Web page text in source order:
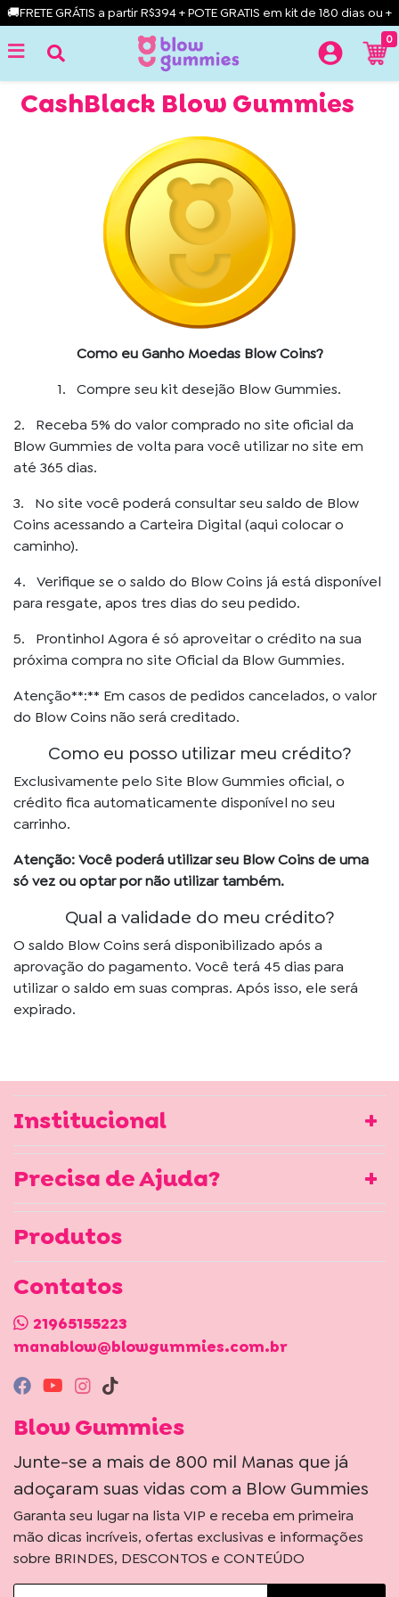
🚚FRETE GRÁTIS a partir R$394 + POTE GRATIS em kit de 180 dias ou +
0
CashBlack Blow Gummies
Como eu Ganho Moedas Blow Coins?
1. Compre seu kit desejão Blow Gummies.
2. Receba 5% do valor comprado no site oficial da
Blow Gummies de volta para você utilizar no site em
até 365 dias.
3. No site você poderá consultar seu saldo de Blow
Coins acessando a Carteira Digital (aqui colocar o
caminho).
4. Verifique se o saldo do Blow Coins já está disponível
para resgate, apos tres dias do seu pedido.
5. Prontinho! Agora é só aproveitar o crédito na sua
próxima compra no site Oficial da Blow Gummies.
Atenção**:** Em casos de pedidos cancelados, o valor
do Blow Coins não será creditado.
Como eu posso utilizar meu crédito?
Exclusivamente pelo Site Blow Gummies oficial, o
crédito fica automaticamente disponível no seu
carrinho.
Atenção: Você poderá utilizar seu Blow Coins de uma
só vez ou optar por não utilizar também.
Qual a validade do meu crédito?
O saldo Blow Coins será disponibilizado após a
aprovação do pagamento. Você terá 45 dias para
utilizar o saldo em suas compras. Após isso, ele será
expirado.
Contatos
21965155223
manablow@blowgummies.com.br
Institucional
Precisa de Ajuda?
Produtos
Blow Gummies
Junte-se a mais de 800 mil Manas que já
adoçaram suas vidas com a Blow Gummies
Garanta seu lugar na lista VIP e receba em primeira
mão dicas incríveis, ofertas exclusivas e informações
sobre BRINDES, DESCONTOS e CONTEÚDO